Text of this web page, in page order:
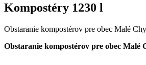
Kompostéry 1230 l
Obstaranie kompostérov pre obec Malé
Obstaranie kompostérov pre obec Malé